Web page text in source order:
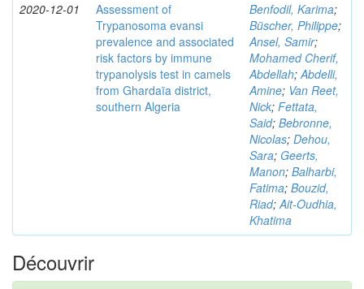
2020-12-01
Assessment of
Trypanosoma evansi
prevalence and associated
risk factors by immune
trypanolysis test in camels
from Ghardaïa district,
southern Algeria
Benfodil, Karima;
Büscher, Philippe;
Ansel, Samir;
Mohamed Cherif,
Abdellah;Abdelli,
Amine; Van Reet,
Nick; Fettata,
Said; Bebronne,
Nicolas; Dehou,
Sara; Geerts,
Manon; Balharbi,
Fatima; Bouzid,
Riad;Ait-Oudhia,
Khatima
Découvrir